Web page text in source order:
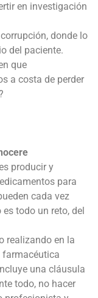
en investigación
donde lo
del paciente.
que
a costa de perder
producir y
para
cada vez
todo un reto, del
realizando en la
farmacéutica
una cláusula
todo, no hacer